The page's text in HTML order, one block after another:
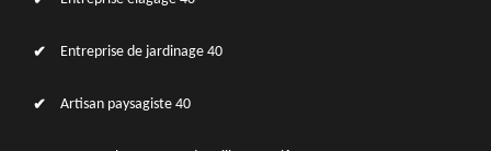
Entreprise de jardinage 40
Artisan paysagiste 40